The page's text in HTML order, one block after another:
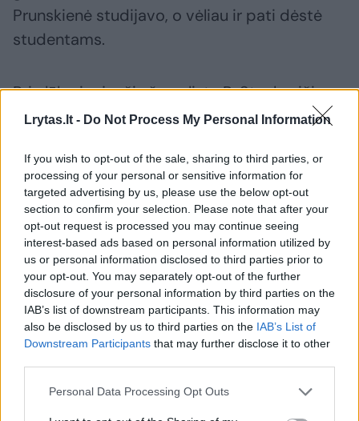
Lrytas.lt - Do Not Process My Personal Information
If you wish to opt-out of the sale, sharing to third parties, or
processing of your personal or sensitive information for
targeted advertising by us, please use the below opt-out
section to confirm your selection. Please note that after your
opt-out request is processed you may continue seeing
interest-based ads based on personal information utilized by
us or personal information disclosed to third parties prior to
your opt-out. You may separately opt-out of the further
disclosure of your personal information by third parties on the
IAB’s list of downstream participants. This information may
also be disclosed by us to third parties on the IAB’s List of
Downstream Participants that may further disclose it to other
Personal Data Processing Opt Outs
Prunskienė studijavo, o vėliau ir pati dėstė
studentams.
Prie lūkuriuojančių žurnalistų R. Stankevičius
trumpai sutiko stabtelti ir ketvirtadienį. Jis
velionę seserį.
Pamatykite atsisveikinimo su K.
Prunskiene akimirkas: amžinojo poilsio ji
atguls Antakalnio kapinėse